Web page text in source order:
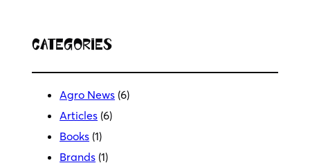
Categories
Agro News (6)
Articles (6)
Books (1)
Brands (1)